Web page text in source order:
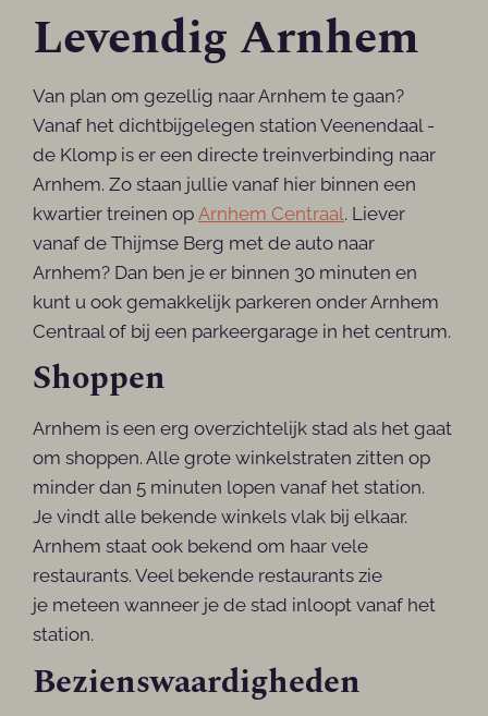
Levendig Arnhem
Van plan om gezellig naar Arnhem te gaan?
Vanaf het dichtbijgelegen station Veenendaal -
de Klomp is er een directe treinverbinding naar
Arnhem. Zo staan jullie vanaf hier binnen een
kwartier treinen op Arnhem Centraal. Liever
vanaf de Thijmse Berg met de auto naar
Arnhem? Dan ben je er binnen 30 minuten en
kunt u ook gemakkelijk parkeren onder Arnhem
Centraal of bij een parkeergarage in het centrum.
Shoppen
Arnhem is een erg overzichtelijk stad als het gaat
om shoppen. Alle grote winkelstraten zitten op
minder dan 5 minuten lopen vanaf het station.
Je vindt alle bekende winkels vlak bij elkaar.
Arnhem staat ook bekend om haar vele
restaurants. Veel bekende restaurants zie
je meteen wanneer je de stad inloopt vanaf het
station.
Bezienswaardigheden